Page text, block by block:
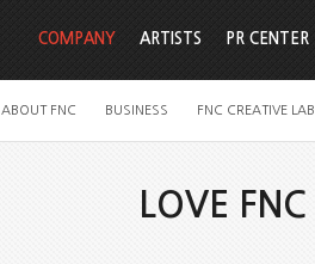
COMPANY
ABOUT FNC BUSINESS FNC CREATIVE LAB
ARTISTS PR CENTER
LOVE FNC